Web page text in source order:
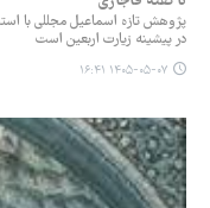
پژوهش تازه اسماعیل مجللی با
در پیشینه زیارت اربعین است
۱۴۰۵-۰۵-۰۷ ۱۶:۴۱